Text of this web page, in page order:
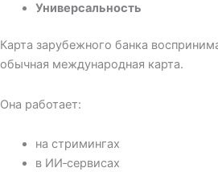
Универсальность
Карта зарубежного банка
обычная международная карта.
Она работает:
на стримингах
в ИИ‑сервисах